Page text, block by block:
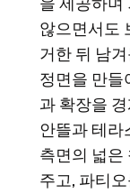
않으면서도
거한 뒤 남
정면을 만들
과 확장을
안뜰과 테라
측면의 넓은
주고, 파티